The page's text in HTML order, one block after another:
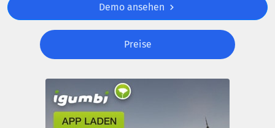
Demo ansehen
Preise